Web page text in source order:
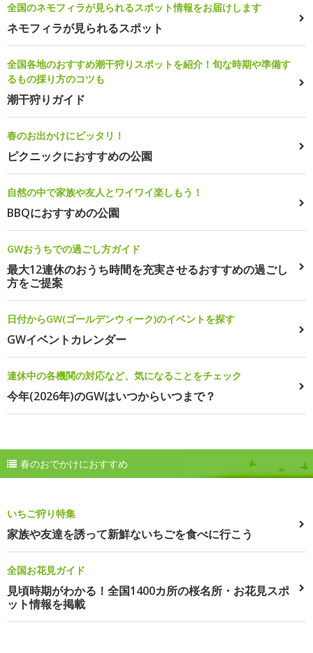
全国のネモフィラが見られるスポット情報をお届けします
ネモフィラが見られるスポット
全国各地のおすすめ潮干狩りスポットを紹介！旬な時期や準備す
るもの採り方のコツも
潮干狩りガイド
春のお出かけにピッタリ！
ピクニックにおすすめの公園
自然の中で家族や友人とワイワイ楽しもう！
BBQにおすすめの公園
GWおうちでの過ごし方ガイド
最大12連休のおうち時間を充実させるおすすめの過ごし
方をご提案
日付からGW(ゴールデンウィーク)のイベントを探す
GWイベントカレンダー
連休中の各機関の対応など、気になることをチェック
今年(2026年)のGWはいつからいつまで？
春のおでかけにおすすめ
いちご狩り特集
家族や友達を誘って新鮮ないちごを食べに行こう
全国お花見ガイド
見頃時期がわかる！全国1400カ所の桜名所・お花見スポ
ット情報を掲載